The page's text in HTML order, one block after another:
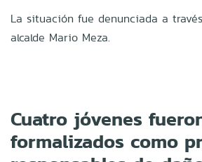
La situación fue denunciada a
alcalde Mario Meza.
Cuatro jóvenes
formalizados como